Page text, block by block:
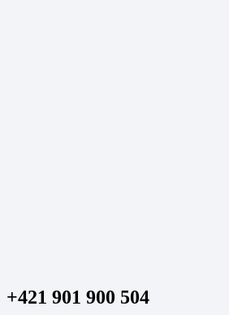
+421 901 900 504